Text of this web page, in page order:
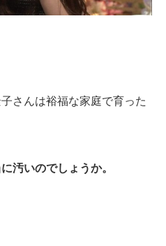
さんは裕福な家庭で育った
汚いのでしょうか。